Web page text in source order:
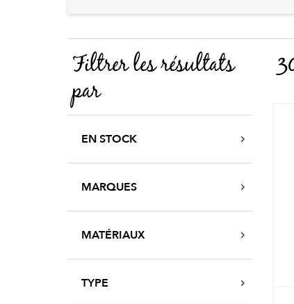
Filtrer les résultats
par
EN STOCK
MARQUES
MATÉRIAUX
TYPE